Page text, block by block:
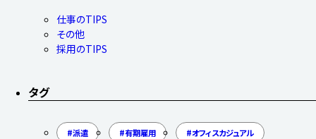
仕事のTIPS
その他
採用のTIPS
タグ
派遣 有期雇用 オフィスカジュアル